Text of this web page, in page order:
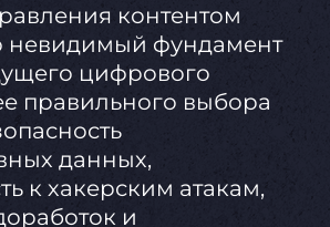
контентом
невидимый фундамент
цифрового
правильного выбора
данных,
к хакерским атакам,
и